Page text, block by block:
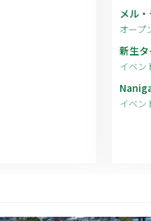
メル
オープ
新生
イベン
イベン